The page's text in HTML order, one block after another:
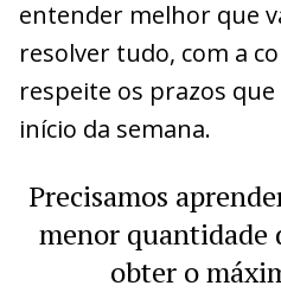
entender melhor que
resolver tudo, com a
respeite os prazos
início da semana.
Precisamos
menor quantidade
obter o